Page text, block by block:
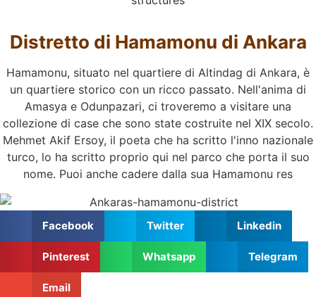
Distretto di Hamamonu di Ankara
Hamamonu, situato nel quartiere di Altindag di Ankara, è
un quartiere storico con un ricco passato. Nell'anima di
Amasya e Odunpazari, ci troveremo a visitare una
collezione di case che sono state costruite nel XIX secolo.
Mehmet Akif Ersoy, il poeta che ha scritto l'inno nazionale
turco, lo ha scritto proprio qui nel parco che porta il suo
nome. Puoi anche cadere dalla sua Hamamonu res
Facebook Twitter Linkedin
Pinterest Whatsapp Telegram
Email